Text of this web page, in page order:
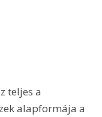
teljes a
alapformája a